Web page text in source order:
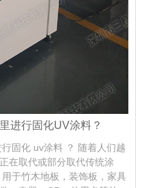
进行固化UV涂料？
固化 uv涂料 ？ 随着人们越
在取代或部分取代传统涂
于竹木地板，装饰板，家具